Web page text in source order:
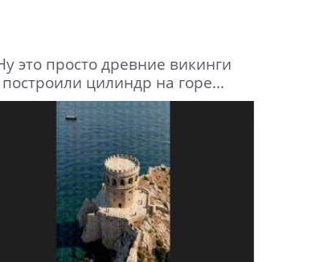
это просто древние викинги
построили цилиндр на горе...